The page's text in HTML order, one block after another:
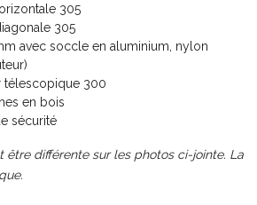
305
305
avec soccle en aluminium, nylon
télescopique 300
en bois
sécurité
être différente sur les photos ci-jointe. La